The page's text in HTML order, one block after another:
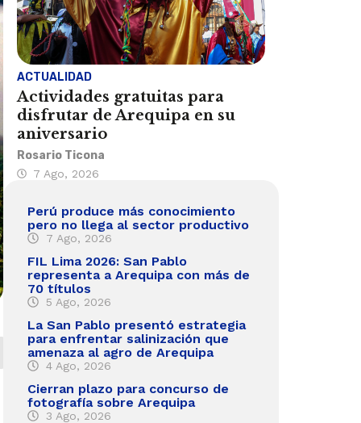
ACTUALIDAD
Actividades gratuitas para
disfrutar de Arequipa en su
aniversario
Rosario Ticona
7 Ago, 2026
Perú produce más conocimiento
pero no llega al sector productivo
7 Ago, 2026
FIL Lima 2026: San Pablo
representa a Arequipa con más de
70 títulos
5 Ago, 2026
La San Pablo presentó estrategia
para enfrentar salinización que
amenaza al agro de Arequipa
4 Ago, 2026
Cierran plazo para concurso de
fotografía sobre Arequipa
3 Ago, 2026